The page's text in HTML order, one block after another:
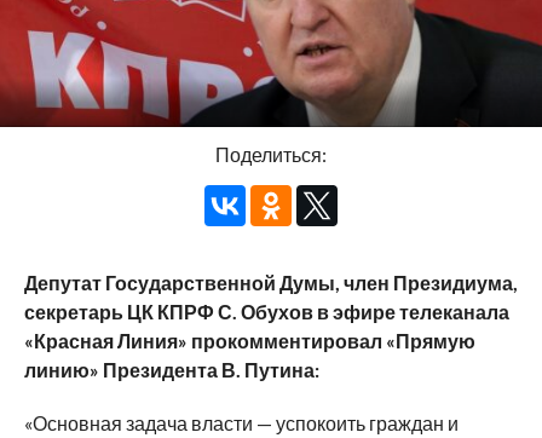
Поделиться:
Депутат Государственной Думы, член Президиума,
секретарь ЦК КПРФ С. Обухов в эфире телеканала
«Красная Линия» прокомментировал «Прямую
линию» Президента В. Путина:
«Основная задача власти — успокоить граждан и